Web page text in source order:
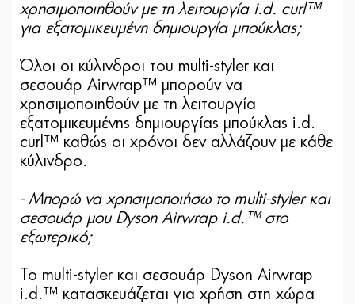
χρησιμοποιηθούν με τη λειτουργία i.d. curl™
για εξατομικευμένη δημιουργία μπούκλας;
Όλοι οι κύλινδροι του multi-styler και
σεσουάρ Airwrap™ μπορούν να
χρησιμοποιηθούν με τη λειτουργία
εξατομικευμένης δημιουργίας μπούκλας i.d.
curl™ καθώς οι χρόνοι δεν αλλάζουν με κάθε
κύλινδρο.
- Μπορώ να χρησιμοποιήσω το multi-styler και
σεσουάρ μου Dyson Airwrap i.d.™ στο
εξωτερικό;
Το multi-styler και σεσουάρ Dyson Airwrap
i.d.™ κατασκευάζεται για χρήση στη χώρα